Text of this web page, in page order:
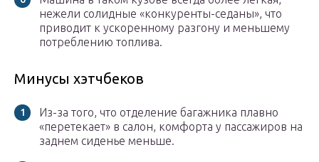
нежели солидные «конкуренты-седаны», что
приводит к ускоренному разгону и меньшему
потреблению топлива.
Минусы хэтчбеков
Из-за того, что отделение багажника плавно
«перетекает» в салон, комфорта у пассажиров на
заднем сиденье меньше.